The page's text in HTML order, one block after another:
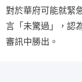
對於華府可能就緊
言「未驚過」，認
審訊中勝出。